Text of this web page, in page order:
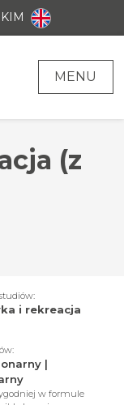
MENU
(z
i rekreacja
|
w formule